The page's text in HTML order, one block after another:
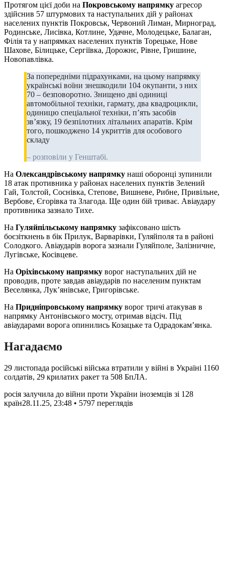
Протягом цієї доби на Покровському напрямку агресор
здійснив 57 штурмових та наступальних дій у районах
населених пунктів Покровськ, Червоний Лиман, Мирноград,
Родинське, Лисівка, Котлине, Удачне, Молодецьке, Балаган,
Філія та у напрямках населених пунктів Торецьке, Нове
Шахове, Білицьке, Сергіївка, Дорожнє, Рівне, Гришине,
Новопавлівка.
За попередніми підрахунками, на цьому напрямку
українські воїни знешкодили 104 окупанти, з них
70 – безповоротно. Знищено дві одиниці
автомобільної техніки, гармату, два квадроцикли,
одиницю спеціальної техніки, п’ять засобів
зв’язку, 19 безпілотних літальних апаратів. Крім
того, пошкоджено 14 укриттів для особового
складу
– розповіли у Генштабі.
На Олександрівському напрямку наші оборонці зупинили
18 атак противника у районах населених пунктів Зелений
Гай, Толстой, Соснівка, Степове, Вишневе, Рибне, Привільне,
Вербове, Єгорівка та Злагода. Ще один бій триває. Авіаудару
противника зазнало Тихе.
На Гуляйпільському напрямку зафіксовано шість
боєзіткнень в бік Прилук, Варварівки, Гуляйполя та в районі
Солодкого. Авіаударів ворога зазнали Гуляйполе, Залізничне,
Лугівське, Косівцеве.
На Оріхівському напрямку ворог наступальних дій не
проводив, проте завдав авіаударів по населеним пунктам
Веселянка, Лук’янівське, Григорівське.
На Придніпровському напрямку ворог тричі атакував в
напрямку Антонівського мосту, отримав відсіч. Під
авіаударами ворога опинились Козацьке та Одрадокам’янка.
Нагадаємо
29 листопада російські війська втратили у війні в Україні 1160
солдатів, 29 крилатих ракет та 508 БпЛА.
росія залучила до війни проти України іноземців зі 128
країн28.11.25, 23:48 • 5797 переглядiв